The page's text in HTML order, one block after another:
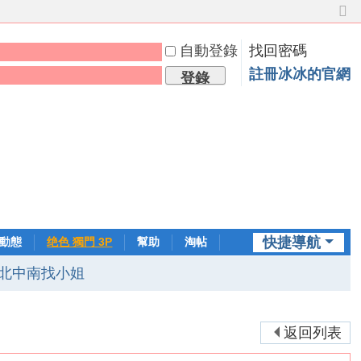
切
窄
版
自動登錄
找回密碼
登錄
註冊冰冰的官網
快捷導航
動態 绝色 獨門 3P 幫助
淘帖
中南找小姐
返回列表